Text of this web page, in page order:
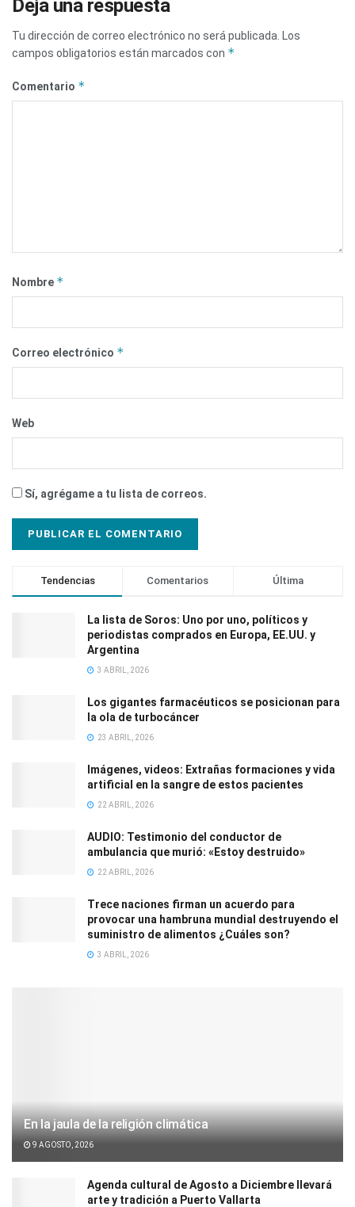
Deja una respuesta
Tu dirección de correo electrónico no será publicada.
Los
campos obligatorios están marcados con *
Comentario *
Nombre *
Correo electrónico *
Web
Sí, agrégame a tu lista de correos.
Tendencias Comentarios Última
La lista de Soros: Uno por uno, políticos y
periodistas comprados en Europa, EE.UU. y
Argentina
3 ABRIL, 2026
Los gigantes farmacéuticos se posicionan para
la ola de turbocáncer
23 ABRIL, 2026
Imágenes, videos: Extrañas formaciones y vida
artificial en la sangre de estos pacientes
22 ABRIL, 2026
AUDIO: Testimonio del conductor de
ambulancia que murió: «Estoy destruido»
22 ABRIL, 2026
Trece naciones firman un acuerdo para
provocar una hambruna mundial destruyendo el
suministro de alimentos ¿Cuáles son?
3 ABRIL, 2026
En la jaula de la religión climática
9 AGOSTO, 2026
Agenda cultural de Agosto a Diciembre llevará
arte y tradición a Puerto Vallarta